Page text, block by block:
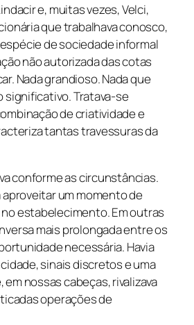
e, muitas vezes, Velci,
que trabalhava conosco,
de sociedade informal
não autorizada das cotas
Nada grandioso. Nada que
significativo. Tratava-se
de criatividade e
tantas travessuras da
conforme as circunstâncias.
aproveitar um momento de
estabelecimento. Em outras
mais prolongada entre os
necessária. Havia
sinais discretos e uma
nossas cabeças, rivalizava
operações de